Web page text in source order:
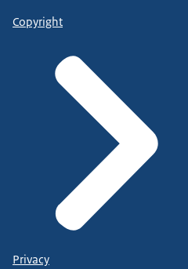
Copyright
Privacy